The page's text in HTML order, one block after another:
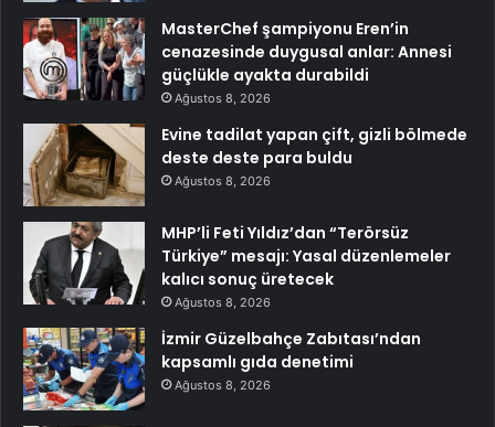
MasterChef şampiyonu Eren’in
cenazesinde duygusal anlar: Annesi
güçlükle ayakta durabildi
Ağustos 8, 2026
Evine tadilat yapan çift, gizli bölmede
deste deste para buldu
Ağustos 8, 2026
MHP’li Feti Yıldız’dan “Terörsüz
Türkiye” mesajı: Yasal düzenlemeler
kalıcı sonuç üretecek
Ağustos 8, 2026
İzmir Güzelbahçe Zabıtası’ndan
kapsamlı gıda denetimi
Ağustos 8, 2026